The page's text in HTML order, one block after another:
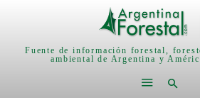
Fuente de información forestal,
ambiental de Argentina y